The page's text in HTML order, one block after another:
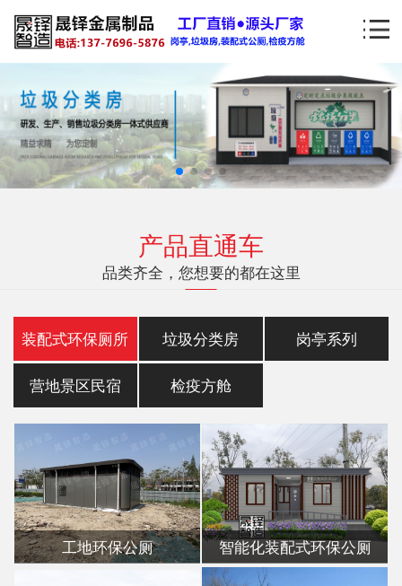
产品直通车
品类齐全，您想要的都在这里
装配式环保厕所 垃圾分类房 岗亭系列
营地景区民宿 检疫方舱
工地环保公厕 智能化装配式环保公厕